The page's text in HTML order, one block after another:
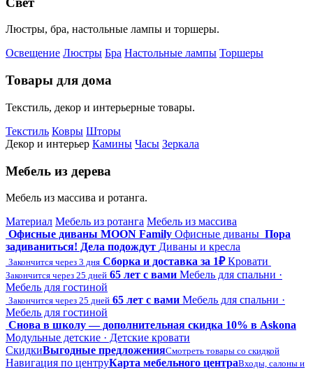
Люстры, бра, настольные лампы и торшеры.
Освещение Люстры Бра Настольные лампы Торшеры
Товары для дома
Текстиль, декор и интерьерные товары.
Текстиль Ковры Шторы
Декор и интерьер Камины Часы Зеркала
Мебель из дерева
Мебель из массива и ротанга.
Материал Мебель из ротанга Мебель из массива
Офисные диваны MOON Family Офисные диваны Пора
задиваниться! Дела подождут Диваны и кресла
Закончится через 3 дня Сборка и доставка за 1₽ Кровати
Закончится через 25 дней 65 лет с вами Мебель для спальни ·
Мебель для гостиной
Закончится через 25 дней 65 лет с вами Мебель для спальни ·
Мебель для гостиной
Снова в школу — дополнительная скидка 10% в Askona
Модульные детские · Детские кровати
СкидкиВыгодные предложенияСмотреть товары со скидкой
Навигация по центруКарта мебельного центраВходы, салоны и